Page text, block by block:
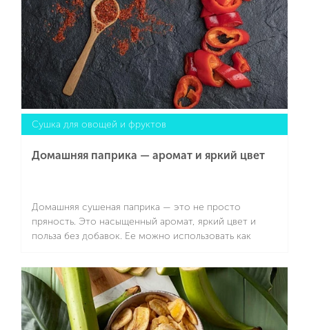
Сушка для овощей и фруктов
Домашняя паприка — аромат и яркий цвет
Домашняя сушеная паприка — это не просто
пряность. Это насыщенный аромат, яркий цвет и
польза без добавок. Ее можно использовать как
приготовления пряностей прекрасно подойдет
SCARLETT SC-FD421T19 — модель с электронной
регулировкой температуры и большой загрузкой
(суммарно 5 килограмм).
Подробнее